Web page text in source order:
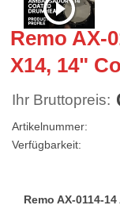
Remo AX-
X14, 14"
Ihr Bruttopreis:
Artikelnummer:
Verfügbarkeit:
Remo AX-0114-